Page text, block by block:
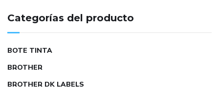
Categorías del producto
BOTE TINTA
BROTHER
BROTHER DK LABELS